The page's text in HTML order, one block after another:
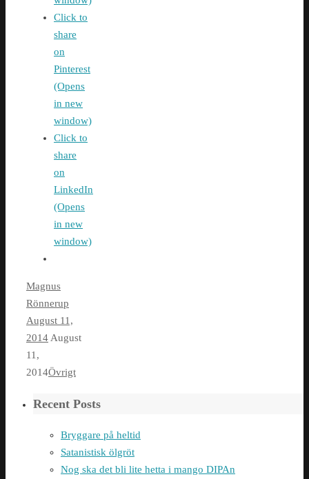
Click to
share
on
Pinterest
(Opens
in new
window)
Click to
share
on
LinkedIn
(Opens
in new
window)
Magnus
Rönnerup
August 11,
2014 August
11,
2014Övrigt
Recent Posts
Bryggare på heltid
Satanistisk ölgröt
Nog ska det bli lite hetta i mango DIPAn